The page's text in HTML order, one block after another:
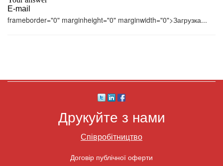
frameborder="0" marginheight="0" marginwidth="0">Загрузка...
Друкуйте з нами
Співробітництво
Договір публічної оферти